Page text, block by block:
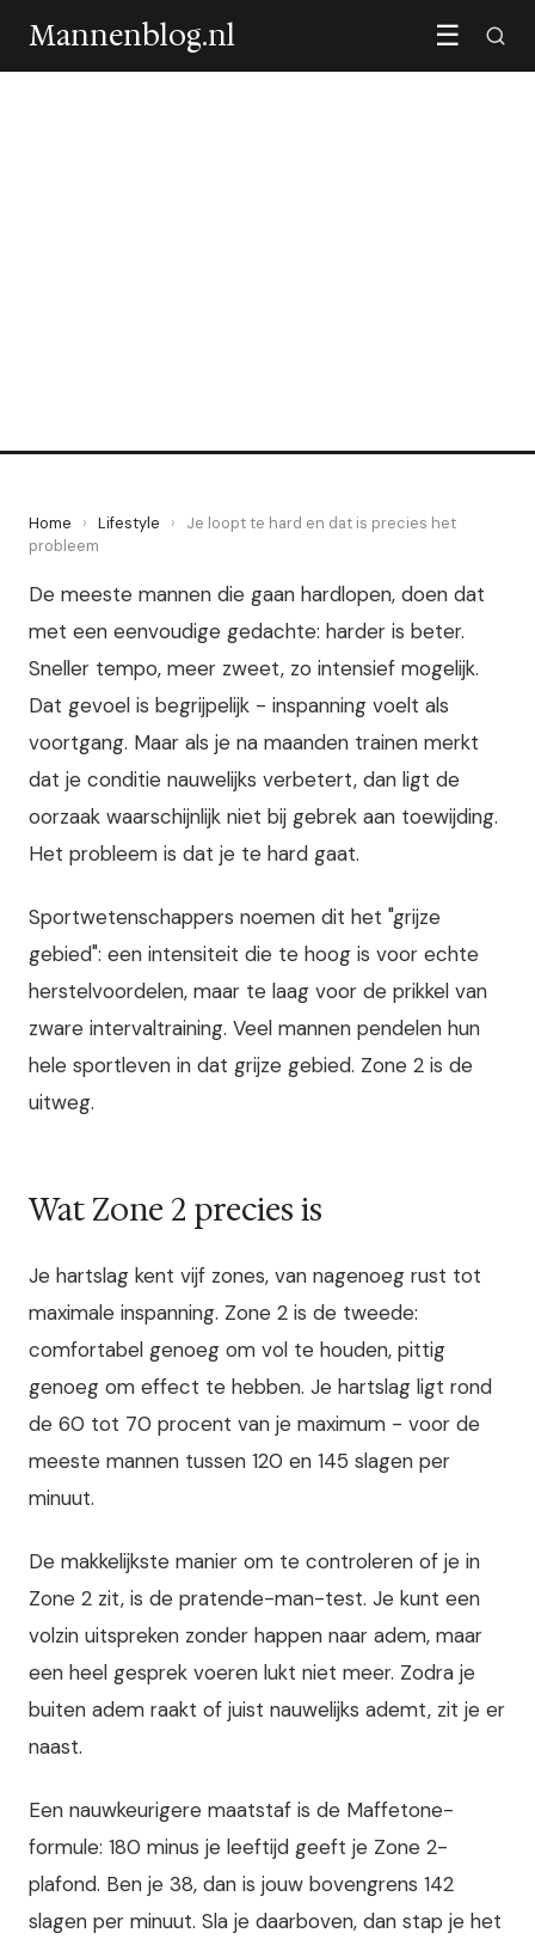
Mannenblog.nl ☰
Home › Lifestyle ›
Je loopt te hard en dat is precies het
probleem
De meeste mannen die gaan hardlopen, doen dat
met een eenvoudige gedachte: harder is beter.
Sneller tempo, meer zweet, zo intensief mogelijk.
Dat gevoel is begrijpelijk - inspanning voelt als
voortgang. Maar als je na maanden trainen merkt
dat je conditie nauwelijks verbetert, dan ligt de
oorzaak waarschijnlijk niet bij gebrek aan toewijding.
Het probleem is dat je te hard gaat.
Sportwetenschappers noemen dit het "grijze
gebied": een intensiteit die te hoog is voor echte
herstelvoordelen, maar te laag voor de prikkel van
zware intervaltraining. Veel mannen pendelen hun
hele sportleven in dat grijze gebied. Zone 2 is de
uitweg.
Wat Zone 2 precies is
Je hartslag kent vijf zones, van nagenoeg rust tot
maximale inspanning. Zone 2 is de tweede:
comfortabel genoeg om vol te houden, pittig
genoeg om effect te hebben. Je hartslag ligt rond
de 60 tot 70 procent van je maximum - voor de
meeste mannen tussen 120 en 145 slagen per
minuut.
De makkelijkste manier om te controleren of je in
Zone 2 zit, is de pratende-man-test. Je kunt een
volzin uitspreken zonder happen naar adem, maar
een heel gesprek voeren lukt niet meer. Zodra je
buiten adem raakt of juist nauwelijks ademt, zit je er
naast.
Een nauwkeurigere maatstaf is de Maffetone-
formule: 180 minus je leeftijd geeft je Zone 2-
plafond. Ben je 38, dan is jouw bovengrens 142
slagen per minuut. Sla je daarboven, dan stap je het